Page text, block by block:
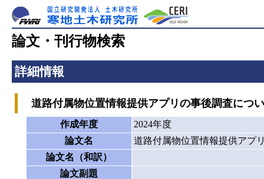
論文・刊行物検索
詳細情報
道路付属物位置情報提供アプリの事後調査につい
作成年度
2024年度
論文名
道路付属物位置情報提供アプ
論文名（和訳）
論文副題